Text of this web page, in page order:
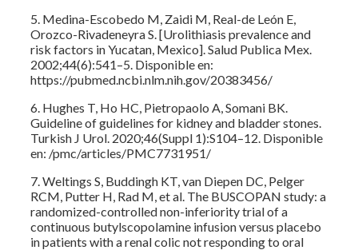
5. Medina-Escobedo M, Zaidi M, Real-de León E,
Orozco-Rivadeneyra S. [Urolithiasis prevalence and
risk factors in Yucatan, Mexico]. Salud Publica Mex.
2002;44(6):541–5. Disponible en:
https://pubmed.ncbi.nlm.nih.gov/20383456/
6. Hughes T, Ho HC, Pietropaolo A, Somani BK.
Guideline of guidelines for kidney and bladder stones.
Turkish J Urol. 2020;46(Suppl 1):S104–12. Disponible
en: /pmc/articles/PMC7731951/
7. Weltings S, Buddingh KT, van Diepen DC, Pelger
RCM, Putter H, Rad M, et al. The BUSCOPAN study: a
randomized-controlled non-inferiority trial of a
continuous butylscopolamine infusion versus placebo
in patients with a renal colic not responding to oral